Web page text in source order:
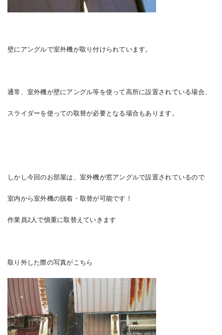
壁にアングルで室外機が取り付けられています。
通常、室外機が壁にアングル等を使って高所に設置されている場合、
スライダーを使っての取替が必要となる場合もあります。
しかし今回のお部屋は、室外機が窓アングルで設置されているので
室内から室外機の脱着・取替が可能です！
作業員2人で慎重に取替えていきます
取り外した際の写真がこちら